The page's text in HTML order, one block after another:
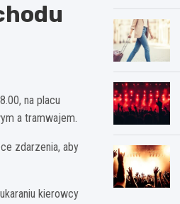
na placu
a tramwajem.
zdarzenia, aby
kierowcy